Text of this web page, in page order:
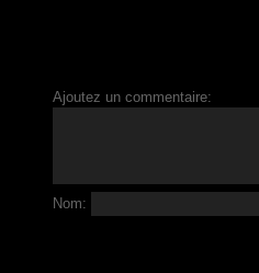
Ajoutez un commentaire:
Nom: